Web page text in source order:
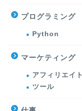
プログラミング
Python
マーケティング
アフィリエイト
ツール